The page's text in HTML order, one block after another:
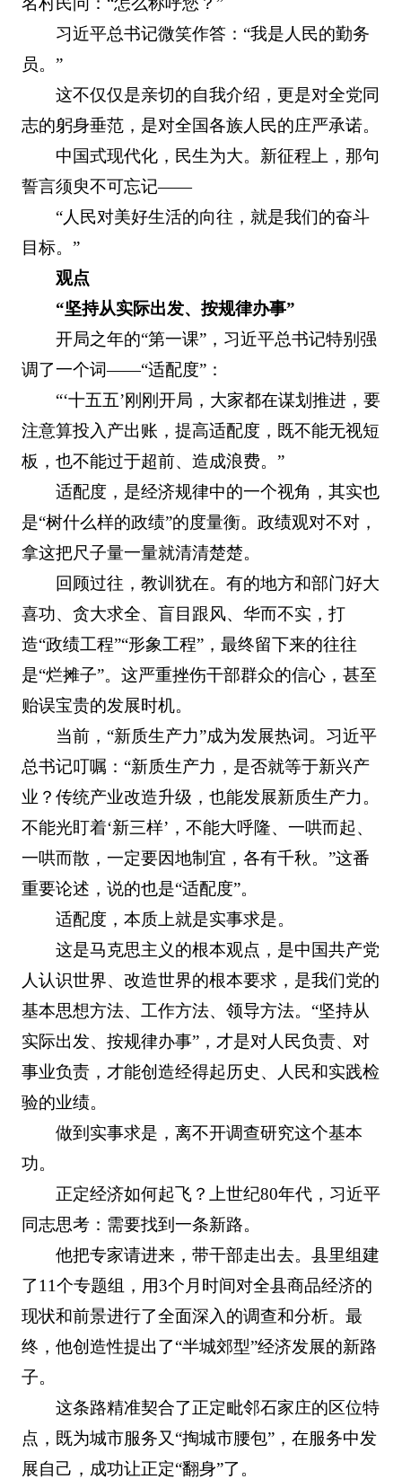
习近平总书记微笑作答：“我是人民的勤务
员。”
这不仅仅是亲切的自我介绍，更是对全党同
志的躬身垂范，是对全国各族人民的庄严承诺。
中国式现代化，民生为大。新征程上，那句
誓言须臾不可忘记——
“人民对美好生活的向往，就是我们的奋斗
目标。”
观点
“坚持从实际出发、按规律办事”
开局之年的“第一课”，习近平总书记特别强
调了一个词——“适配度”：
“‘十五五’刚刚开局，大家都在谋划推进，要
注意算投入产出账，提高适配度，既不能无视短
板，也不能过于超前、造成浪费。”
适配度，是经济规律中的一个视角，其实也
是“树什么样的政绩”的度量衡。政绩观对不对，
拿这把尺子量一量就清清楚楚。
回顾过往，教训犹在。有的地方和部门好大
喜功、贪大求全、盲目跟风、华而不实，打
造“政绩工程”“形象工程”，最终留下来的往往
是“烂摊子”。这严重挫伤干部群众的信心，甚至
贻误宝贵的发展时机。
当前，“新质生产力”成为发展热词。习近平
总书记叮嘱：“新质生产力，是否就等于新兴产
业？传统产业改造升级，也能发展新质生产力。
不能光盯着‘新三样’，不能大呼隆、一哄而起、
一哄而散，一定要因地制宜，各有千秋。”这番
重要论述，说的也是“适配度”。
适配度，本质上就是实事求是。
这是马克思主义的根本观点，是中国共产党
人认识世界、改造世界的根本要求，是我们党的
基本思想方法、工作方法、领导方法。“坚持从
实际出发、按规律办事”，才是对人民负责、对
事业负责，才能创造经得起历史、人民和实践检
验的业绩。
做到实事求是，离不开调查研究这个基本
功。
正定经济如何起飞？上世纪80年代，习近平
同志思考：需要找到一条新路。
他把专家请进来，带干部走出去。县里组建
了11个专题组，用3个月时间对全县商品经济的
现状和前景进行了全面深入的调查和分析。最
终，他创造性提出了“半城郊型”经济发展的新路
子。
这条路精准契合了正定毗邻石家庄的区位特
点，既为城市服务又“掏城市腰包”，在服务中发
展自己，成功让正定“翻身”了。